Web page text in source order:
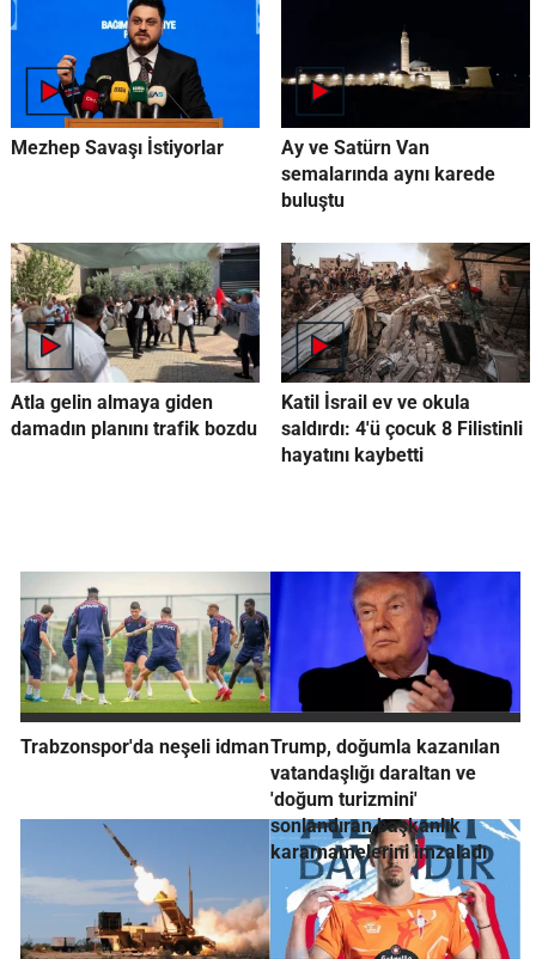
Mezhep Savaşı İstiyorlar
Ay ve Satürn Van
semalarında aynı karede
buluştu
Atla gelin almaya giden
damadın planını trafik bozdu
Katil İsrail ev ve okula
saldırdı: 4'ü çocuk 8 Filistinli
hayatını kaybetti
Trabzonspor'da neşeli idmanTrump, doğumla kazanılan
vatandaşlığı daraltan ve
'doğum turizmini'
sonlandıran başkanlık
kararnamelerini imzaladı